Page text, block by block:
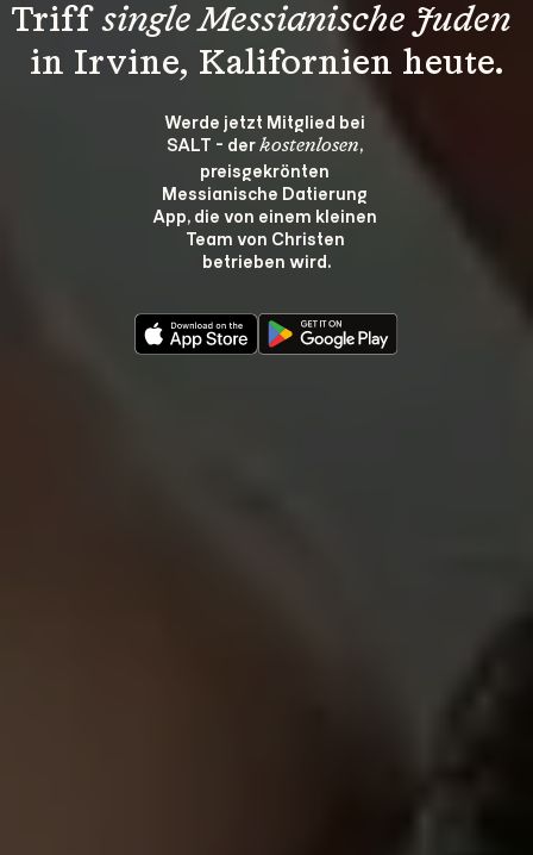
Triff single Messianische Juden
in Irvine, Kalifornien heute.
Werde jetzt Mitglied bei
SALT - der kostenlosen,
preisgekrönten
Messianische Datierung
App, die von einem kleinen
Team von Christen
betrieben wird.